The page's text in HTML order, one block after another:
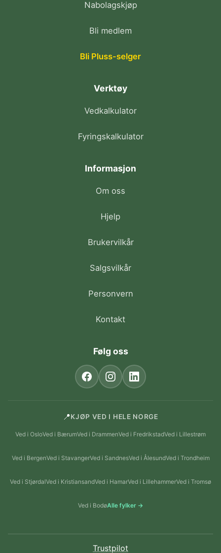
Nabolagskjøp
Bli medlem
Bli Pluss-selger
Verktøy
Vedkalkulator
Fyringskalkulator
Informasjon
Om oss
Hjelp
Brukervilkår
Salgsvilkår
Personvern
Kontakt
Følg oss
📍KJØP VED I HELE NORGE
Ved i OsloVed i BærumVed i DrammenVed i FredrikstadVed i Lillestrøm
Ved i BergenVed i StavangerVed i SandnesVed i ÅlesundVed i Trondheim
Ved i StjørdalVed i KristiansandVed i HamarVed i LillehammerVed i Tromsø
Ved i BodøAlle fylker →
Trustpilot